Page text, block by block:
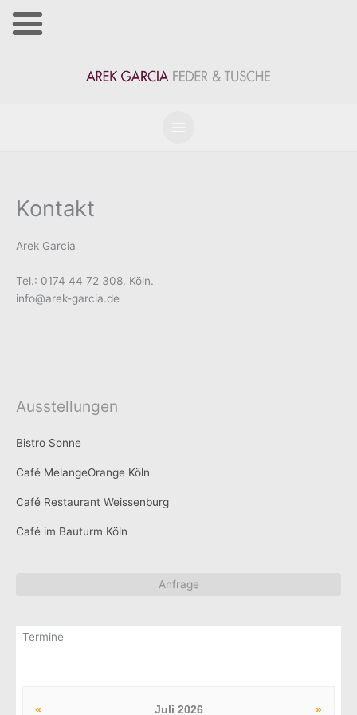
Kontakt
Arek Garcia
Tel.: 0174 44 72 308. Köln.
info@arek-garcia.de
Ausstellungen
Bistro Sonne
Café MelangeOrange Köln
Café Restaurant Weissenburg
Café im Bauturm Köln
Anfrage
Termine
« Juli 2026 »